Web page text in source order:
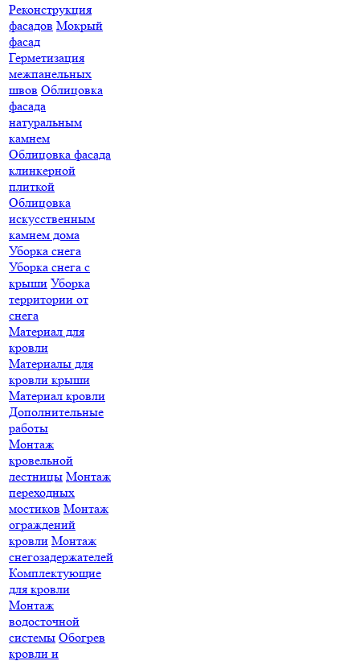
Реконструкция
фасадов Мокрый
фасад
Герметизация
межпанельных
швов Облицовка
фасада
натуральным
камнем
Облицовка фасада
клинкерной
плиткой
Облицовка
искусственным
камнем дома
Уборка снега
Уборка снега с
крыши Уборка
территории от
снега
Материал для
кровли
Материалы для
кровли крыши
Материал кровли
Дополнительные
работы
Монтаж
кровельной
лестницы Монтаж
переходных
мостиков Монтаж
ограждений
кровли Монтаж
снегозадержателей
Комплектующие
для кровли
Монтаж
водосточной
системы Обогрев
кровли и